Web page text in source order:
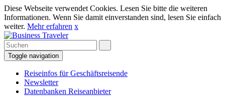
Diese Webseite verwendet Cookies. Lesen Sie bitte die weiteren
Informationen. Wenn Sie damit einverstanden sind, lesen Sie einfach
weiter. Mehr erfahren x
Toggle navigation
Reiseinfos für Geschäftsreisende
Newsletter
Datenbanken Reiseanbieter